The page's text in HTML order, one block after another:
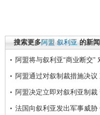
搜索更多阿盟 叙利亚 的新闻
阿盟将与叙利亚“商业断交”
阿盟通过对叙制裁措施决
阿盟决定立即对叙利亚制
法国向叙利亚发出军事威